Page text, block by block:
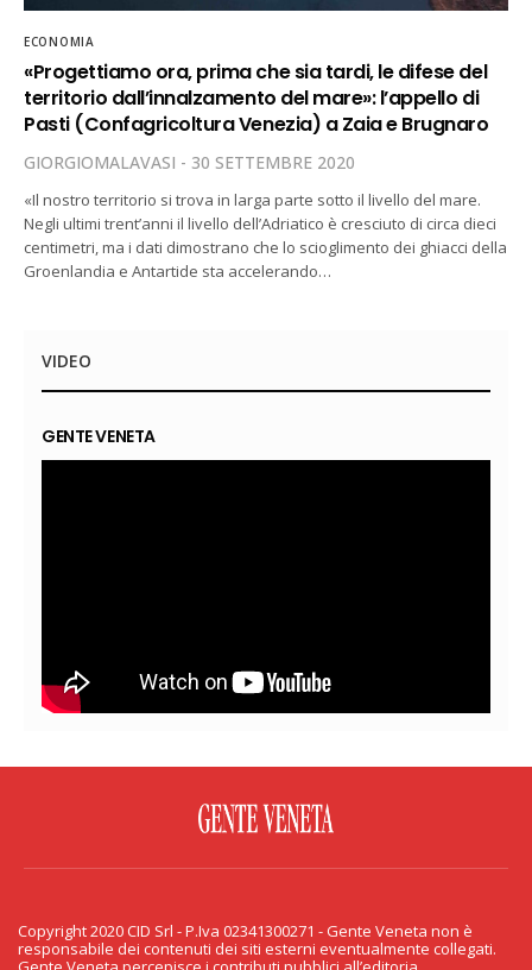
ECONOMIA
«Progettiamo ora, prima che sia tardi, le difese del
territorio dall’innalzamento del mare»: l’appello di
Pasti (Confagricoltura Venezia) a Zaia e Brugnaro
GIORGIOMALAVASI 30 SETTEMBRE 2020
«Il nostro territorio si trova in larga parte sotto il livello del mare.
Negli ultimi trent’anni il livello dell’Adriatico è cresciuto di circa dieci
centimetri, ma i dati dimostrano che lo scioglimento dei ghiacci della
Groenlandia e Antartide sta accelerando…
VIDEO
GENTE VENETA
PRIVACY & COOKIE
Copyright 2020 CID Srl - P.Iva 02341300271 - Gente Veneta non è
responsabile dei contenuti dei siti esterni eventualmente collegati.